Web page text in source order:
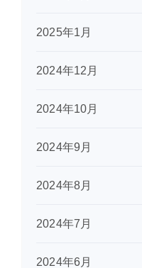
2025年1月
2024年12月
2024年10月
2024年9月
2024年8月
2024年7月
2024年6月